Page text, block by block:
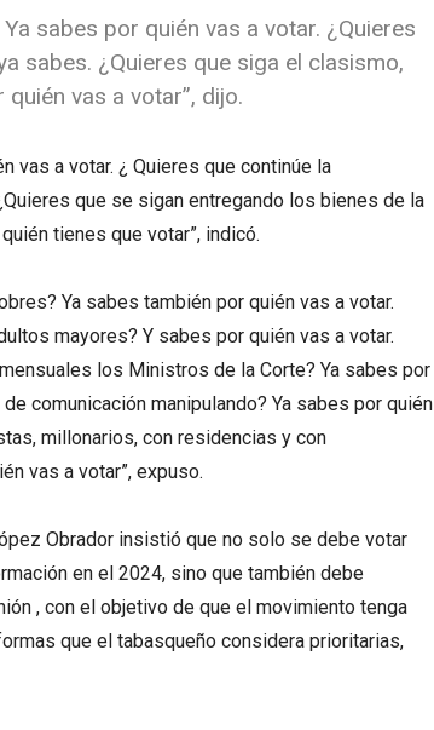
sabes por quién vas a votar. ¿Quieres
sabes. ¿Quieres que siga el clasismo,
vas a votar”, dijo.
vas a votar. ¿ Quieres que continúe la
que se sigan entregando los bienes de la
tienes que votar”, indicó.
Ya sabes también por quién vas a votar.
mayores? Y sabes por quién vas a votar.
los Ministros de la Corte? Ya sabes por
comunicación manipulando? Ya sabes por quién
millonarios, con residencias y con
vas a votar”, expuso.
Obrador insistió que no solo se debe votar
en el 2024, sino que también debe
, con el objetivo de que el movimiento tenga
que el tabasqueño considera prioritarias,